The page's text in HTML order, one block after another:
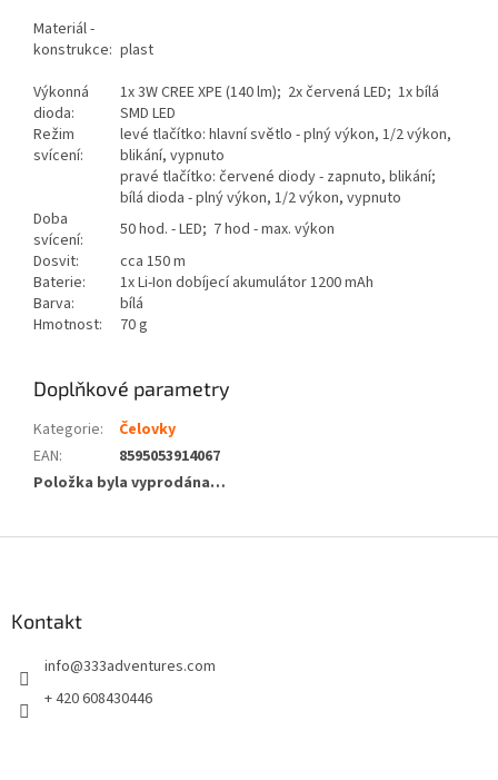
Materiál -
konstrukce: plast
Výkonná
dioda:
1x 3W CREE XPE (140 lm); 2x červená LED; 1x bílá
SMD LED
Režim
svícení:
levé tlačítko: hlavní světlo - plný výkon, 1/2 výkon,
blikání, vypnuto
pravé tlačítko: červené diody - zapnuto, blikání;
bílá dioda - plný výkon, 1/2 výkon, vypnuto
Doba
svícení:
50 hod. - LED; 7 hod - max. výkon
Dosvit:
cca 150 m
Baterie:
1x Li-Ion dobíjecí akumulátor 1200 mAh
Barva:
bílá
Hmotnost:
70 g
Doplňkové parametry
Kategorie:
Čelovky
EAN:
8595053914067
Položka byla vyprodána…
Kontakt
info@333adventures.com
+ 420 608430446